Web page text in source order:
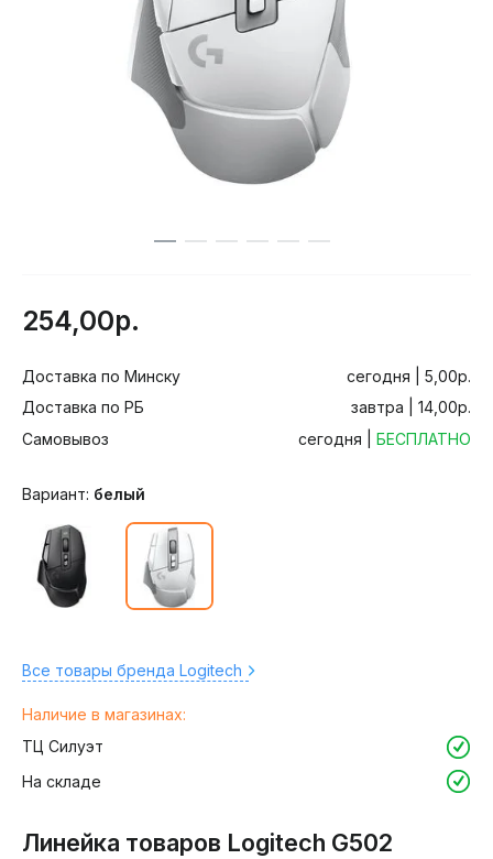
254,00р.
Доставка по Минску
сегодня | 5,00р.
Доставка по РБ
завтра | 14,00р.
Самовывоз
сегодня | БЕСПЛАТНО
Вариант: белый
Все товары бренда Logitech
Наличие в магазинах:
ТЦ Силуэт
На складе
Линейка товаров Logitech G502